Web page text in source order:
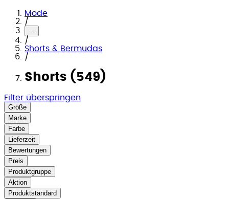
Mode
/
...
/
Shorts & Bermudas
/
Shorts (549)
Filter überspringen
Größe
Marke
Farbe
Lieferzeit
Bewertungen
Preis
Produktgruppe
Aktion
Produktstandard